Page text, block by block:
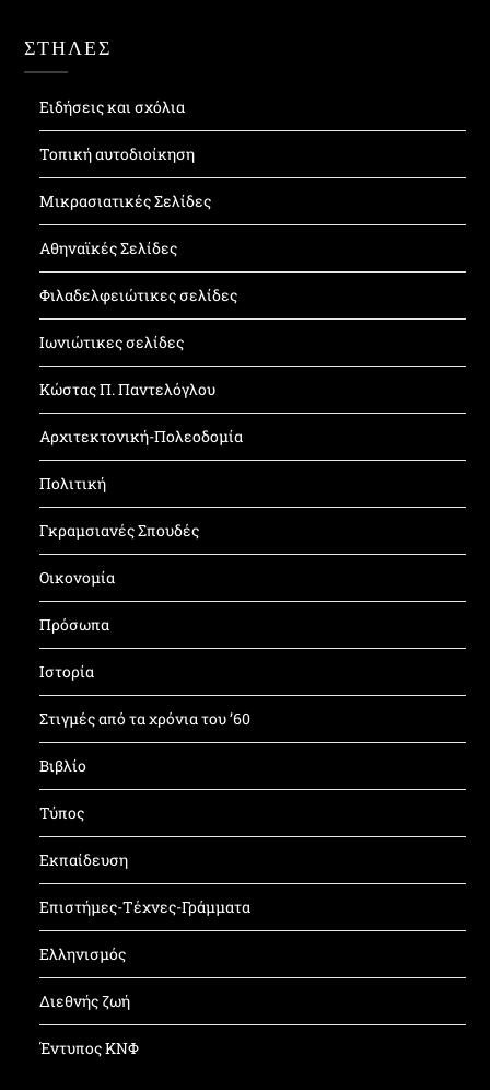
ΣΤΗΛΕΣ
Ειδήσεις και σχόλια
Τοπική αυτοδιοίκηση
Μικρασιατικές Σελίδες
Αθηναϊκές Σελίδες
Φιλαδελφειώτικες σελίδες
Ιωνιώτικες σελίδες
Κώστας Π. Παντελόγλου
Αρχιτεκτονική-Πολεοδομία
Πολιτική
Γκραμσιανές Σπουδές
Οικονομία
Πρόσωπα
Ιστορία
Στιγμές από τα χρόνια του ’60
Βιβλίο
Τύπος
Εκπαίδευση
Επιστήμες-Τέχνες-Γράμματα
Ελληνισμός
Διεθνής ζωή
Έντυπος ΚΝΦ